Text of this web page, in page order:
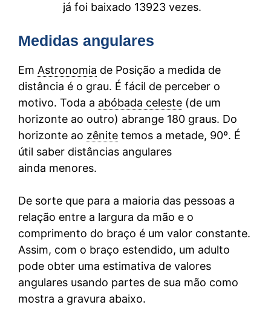
já foi baixado 13923 vezes.
Medidas angulares
Em Astronomia de Posição a medida de
distância é o grau. É fácil de perceber o
motivo. Toda a abóbada celeste (de um
horizonte ao outro) abrange 180 graus. Do
horizonte ao zênite temos a metade, 90º. É
útil saber distâncias angulares
ainda menores.
De sorte que para a maioria das pessoas a
relação entre a largura da mão e o
comprimento do braço é um valor constante.
Assim, com o braço estendido, um adulto
pode obter uma estimativa de valores
angulares usando partes de sua mão como
mostra a gravura abaixo.